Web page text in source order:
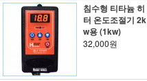
침수형 티타늄 히
터 온도조절기 2k
w용 (1kw)
32,000원